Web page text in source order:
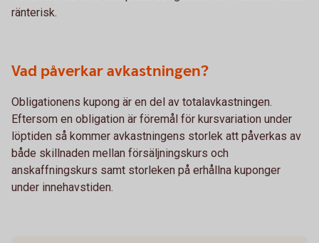
ränterisk.
Vad påverkar avkastningen?
Obligationens kupong är en del av totalavkastningen.
Eftersom en obligation är föremål för kursvariation under
löptiden så kommer avkastningens storlek att påverkas av
både skillnaden mellan försäljningskurs och
anskaffningskurs samt storleken på erhållna kuponger
under innehavstiden.